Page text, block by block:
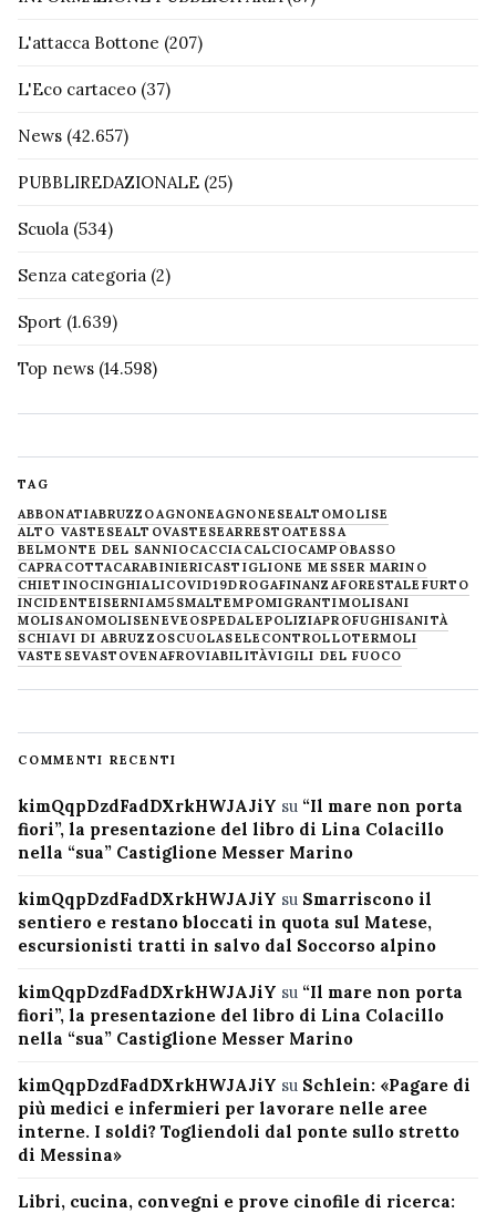
L'attacca Bottone (207)
L'Eco cartaceo (37)
News (42.657)
PUBBLIREDAZIONALE (25)
Scuola (534)
Senza categoria (2)
Sport (1.639)
Top news (14.598)
TAG
ABBONATIABRUZZOAGNONEAGNONESEALTOMOLISE
ALTO VASTESEALTOVASTESEARRESTOATESSA
BELMONTE DEL SANNIOCACCIACALCIOCAMPOBASSO
CAPRACOTTACARABINIERICASTIGLIONE MESSER MARINO
CHIETINOCINGHIALICOVID19DROGAFINANZAFORESTALE FURTO
INCIDENTEISERNIAM5SMALTEMPOMIGRANTIMOLISANI
MOLISANOMOLISENEVE OSPEDALEPOLIZIAPROFUGHISANITÀ
SCHIAVI DI ABRUZZOSCUOLASELECONTROLLOTERMOLI
VASTESEVASTOVENAFROVIABILITÀVIGILI DEL FUOCO
COMMENTI RECENTI
kimQqpDzdFadDXrkHWJAJiY su “Il mare non porta
fiori”, la presentazione del libro di Lina Colacillo
nella “sua” Castiglione Messer Marino
kimQqpDzdFadDXrkHWJAJiY su Smarriscono il
sentiero e restano bloccati in quota sul Matese,
escursionisti tratti in salvo dal Soccorso alpino
kimQqpDzdFadDXrkHWJAJiY su “Il mare non porta
fiori”, la presentazione del libro di Lina Colacillo
nella “sua” Castiglione Messer Marino
kimQqpDzdFadDXrkHWJAJiY su Schlein: «Pagare di
più medici e infermieri per lavorare nelle aree
interne. I soldi? Togliendoli dal ponte sullo stretto
di Messina»
Libri, cucina, convegni e prove cinofile di ricerca: